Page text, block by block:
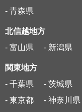
- 青森県
北信越地方
- 富山県
- 新潟県
関東地方
- 千葉県
- 茨城県
- 東京都
- 神奈川県